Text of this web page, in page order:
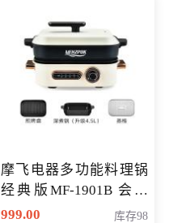
摩飞电器多功能料理锅
经典版MF-1901B 会员
专享价399元
999.00 库存98